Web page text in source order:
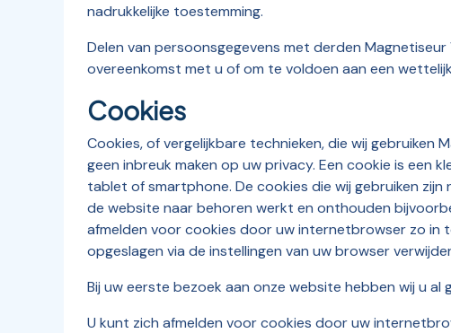
nadrukkelijke toestemming.
Delen van persoonsgegevens met derden
overeenkomst met u of om te voldoen aan een
Cookies
Cookies, of vergelijkbare technieken, die wij gebruiken
geen inbreuk maken op uw privacy. Een cookie is
tablet of smartphone. De cookies die wij gebruiken
de website naar behoren werkt en onthouden
afmelden voor cookies door uw internetbrowser zo in
opgeslagen via de instellingen van uw browser
Bij uw eerste bezoek aan onze website hebben wij u
U kunt zich afmelden voor cookies door uw